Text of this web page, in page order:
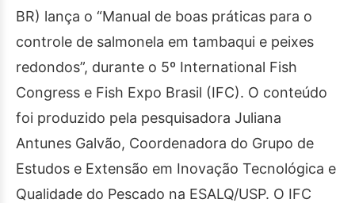
BR) lança o “Manual de boas práticas para o
controle de salmonela em tambaqui e peixes
redondos”, durante o 5º International Fish
Congress e Fish Expo Brasil (IFC). O conteúdo
foi produzido pela pesquisadora Juliana
Antunes Galvão, Coordenadora do Grupo de
Estudos e Extensão em Inovação Tecnológica e
Qualidade do Pescado na ESALQ/USP. O IFC